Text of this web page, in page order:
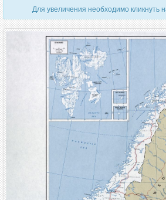
Для увеличения необходимо кликнуть